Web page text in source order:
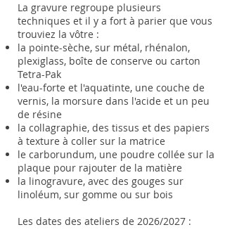
La gravure regroupe plusieurs
techniques et il y a fort à parier que vous
trouviez la vôtre :
​la pointe-sèche, sur métal, rhénalon,
plexiglass, boîte de conserve ou carton
Tetra-Pak
l'eau-forte et l'aquatinte, une couche de
vernis, la morsure dans l'acide et un peu
de résine
la collagraphie, des tissus et des papiers
à texture à coller sur la matrice
le carborundum, une poudre collée sur la
plaque pour rajouter de la matière
la linogravure, avec des gouges sur
linoléum, sur gomme ou sur bois
Les dates des ateliers de 2026/2027 :